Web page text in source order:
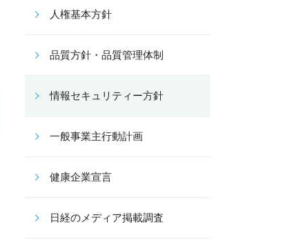
人権基本方針
品質方針・品質管理体制
情報セキュリティー方針
一般事業主行動計画
健康企業宣言
日経のメディア掲載調査